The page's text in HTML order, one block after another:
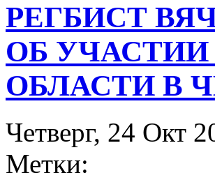
РЕГБИСТ
ОБ
ОБЛАСТИ В
Четверг, 24 Окт
Метки: